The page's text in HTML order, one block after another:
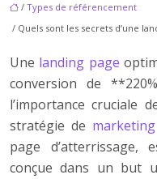
/ Types de référencement
/ Quels sont les secrets d’une
Une landing page
conversion de
l’importance cruciale
stratégie de
page d’atterrissage,
conçue dans un but